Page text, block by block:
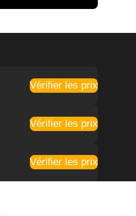
Vérifier les prix
Vérifier les prix
Vérifier les prix